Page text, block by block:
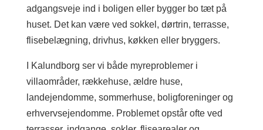
adgangsveje ind i boligen eller bygger bo tæt på
huset. Det kan være ved sokkel, dørtrin, terrasse,
flisebelægning, drivhus, køkken eller bryggers.
I Kalundborg ser vi både myreproblemer i
villaområder, rækkehuse, ældre huse,
landejendomme, sommerhuse, boligforeninger og
erhvervsejendomme. Problemet opstår ofte ved